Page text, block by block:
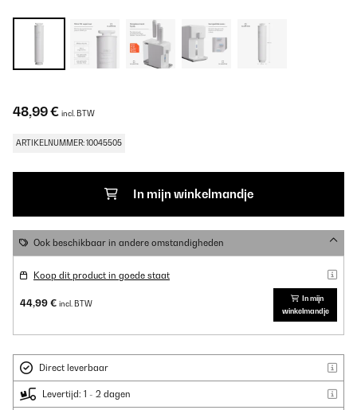
48,99 € incl. BTW
ARTIKELNUMMER: 10045505
In mijn winkelmandje
Ook beschikbaar in andere omstandigheden
Koop dit product in goede staat
44,99 € incl. BTW
In mijn
winkelmandje
Direct leverbaar
Levertijd: 1 - 2 dagen